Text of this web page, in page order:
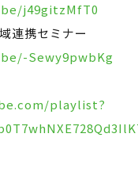
j49gitzMfT0
連携セミナー
Sewy9pwbKg
playlist?